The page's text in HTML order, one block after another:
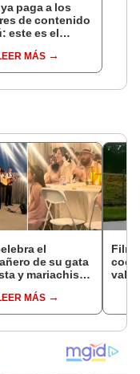
paga a los
de contenido
este es el
cobrar por 1.000
MÁS
el
de su gata
y mariachis:
MÁS
valla